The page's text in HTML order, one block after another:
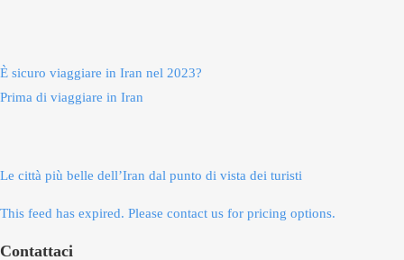
È sicuro viaggiare in Iran nel 2023?
Prima di viaggiare in Iran
Le città più belle dell’Iran dal punto di vista dei turisti
This feed has expired. Please contact us for pricing options.
Contattaci